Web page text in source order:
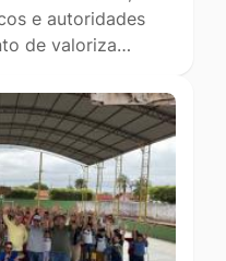
e autoridades
de valoriza…